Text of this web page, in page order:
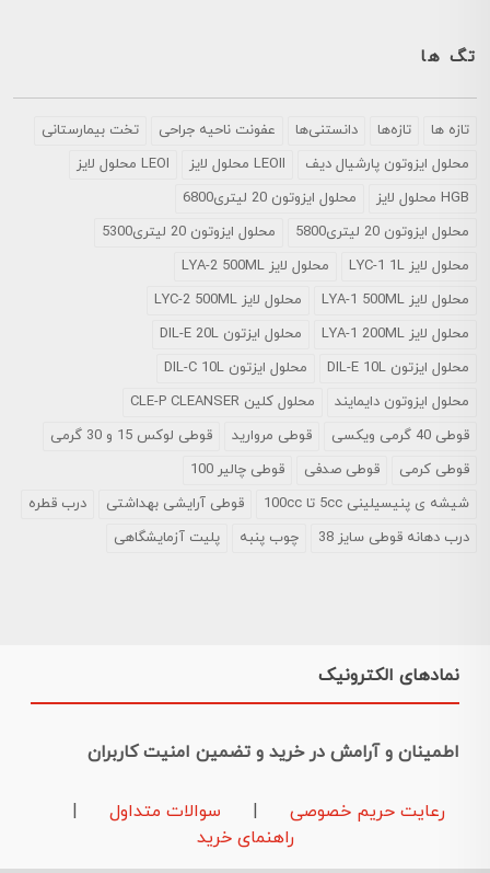
تگ ها
تازه ها تازه‌ها دانستنی‌ها عفونت ناحیه جراحی
تخت بیمارستانی
محلول ايزوتون پارشيال ديف
LEOII محلول لایز
LEOI محلول لایز
HGB محلول لایز
محلول ایزوتون 20 لیتری6800
محلول ایزوتون 20 لیتری5800
محلول ایزوتون 20 لیتری5300
محلول لایز LYC-1 1L
محلول لایز LYA-2 500ML
محلول لایز LYA-1 500ML
محلول لایز LYC-2 500ML
محلول لایز LYA-1 200ML
محلول ایزتون DIL-E 20L
محلول ایزتون DIL-E 10L
محلول ایزتون DIL-C 10L
محلول ایزوتون دایمایند
محلول کلین CLE-P CLEANSER
قوطی 40 گرمی ویکسی
قوطی مروارید
قوطی لوکس 15 و 30 گرمی
قوطی کرمی
قوطی صدفی
قوطی چالیر 100
شیشه ی پنیسیلینی 5cc تا 100cc
قوطی آرایشی بهداشتی
درب قطره
درب دهانه قوطی سایز 38
چوب پنبه پلیت آزمایشگاهی
نمادهای الکترونیک
اطمینان و آرامش در خرید و تضمین امنیت کاربران
رعایت حریم خصوصی سوالات متداول
راهنمای خرید